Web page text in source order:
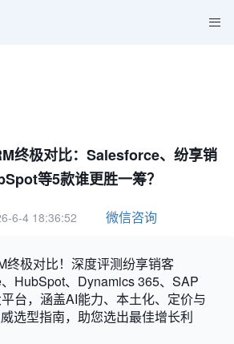
终极对比：Salesforce、纷享销
等5款谁更胜一筹？
6-4 18:36:52 微信咨询
终极对比！深度评测纷享销客
HubSpot、Dynamics 365、SAP
台，涵盖AI能力、本土化、定价与
选型指南，助您选出最佳增长利